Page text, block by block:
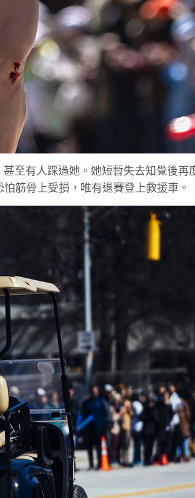
至有人踩過她。她短暫失去知覺後再
筋骨上受損，唯有退賽登上救援車。